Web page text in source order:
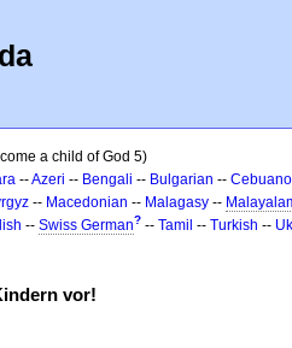
a child of God 5)
--Azeri -- Bengali -- Bulgarian -- Cebuano
-- Macedonian -- Malagasy --
-- Swiss German? -- Tamil -- Turkish --
vor!